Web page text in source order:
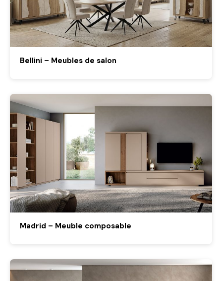
Bellini – Meubles de salon
Madrid – Meuble composable